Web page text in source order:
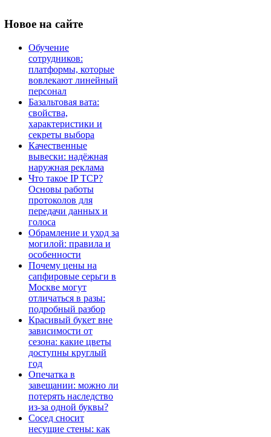
Новое на сайте
Обучение
сотрудников:
платформы, которые
вовлекают линейный
персонал
Базальтовая вата:
свойства,
характеристики и
секреты выбора
Качественные
вывески: надёжная
наружная реклама
Что такое IP TCP?
Основы работы
протоколов для
передачи данных и
голоса
Обрамление и уход за
могилой: правила и
особенности
Почему цены на
сапфировые серьги в
Москве могут
отличаться в разы:
подробный разбор
Красивый букет вне
зависимости от
сезона: какие цветы
доступны круглый
год
Опечатка в
завещании: можно ли
потерять наследство
из-за одной буквы?
Сосед сносит
несущие стены: как